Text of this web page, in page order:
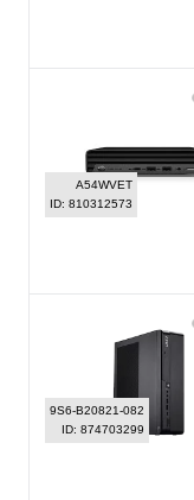
A54WVET
ID: 810312573
9S6-B20821-082
ID: 874703299